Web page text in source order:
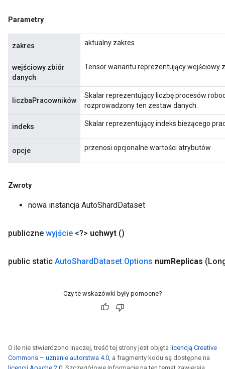
Parametry
zakres aktualny zakres
wejściowy zbiór
danych
Tensor wariantu reprezentujący wejściowy
liczbaPracowników
Skalar reprezentujący liczbę procesów
rozprowadzony ten zestaw danych.
indeks Skalar reprezentujący indeks bieżącego
opcje przenosi opcjonalne wartości atrybutów
Zwroty
nowa instancja AutoShardDataset
publiczne wyjście <?> uchwyt ()
public static AutoShardDataset.Options numReplicas
Czy te wskazówki były pomocne?
O ile nie stwierdzono inaczej, treść tej strony jest objęta licencją Creative
Commons – uznanie autorstwa 4.0, a fragmenty kodu są dostępne na